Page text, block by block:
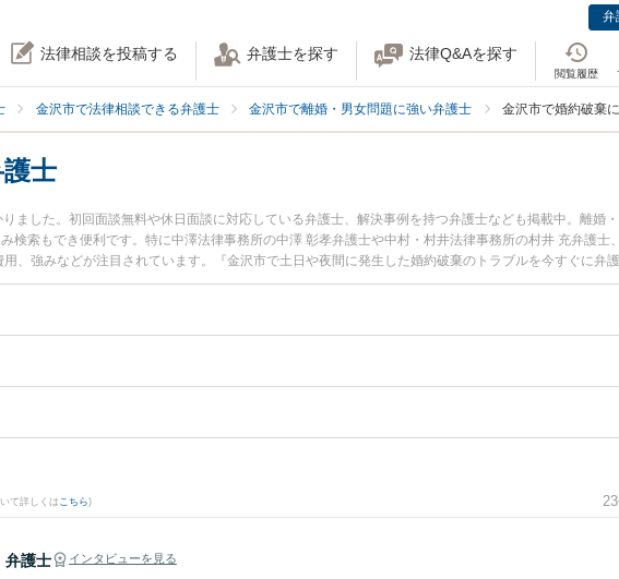
弁
法律相談を投稿する 弁護士を探す 法律Q&Aを探す
閲覧履歴
金沢市で法律相談できる弁護士 金沢市で離婚・男女問題に強い弁護士 金沢市で婚約破棄
士
ました。初回面談無料や休日面談に対応している弁護士、解決事例を持つ弁護士なども掲載中。離婚
検索もでき便利です。特に中澤法律事務所の中澤 彰孝弁護士や中村・村井法律事務所の村井 充弁護士
、強みなどが注目されています。『金沢市で土日や夜間に発生した婚約破棄のトラブルを今すぐに弁護
検索したい』『初回相談無料で婚約破棄を法律相談できる金沢市内の弁護士に相談予約したい』など
て詳しくはこちら)
弁護士 インタビューを見る